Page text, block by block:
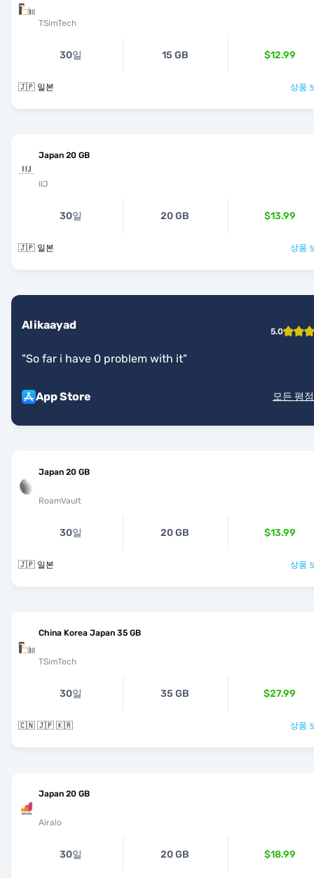
TSimTech
30일 15 GB $12.99
🇯🇵 일본 상품
Japan 20 GB
IIJ
30일 20 GB $13.99
🇯🇵 일본 상품
Alikaayad 5.0
"So far i have 0 problem with it"
App Store 모든 평
Japan 20 GB
RoamVault
30일 20 GB $13.99
🇯🇵 일본 상품
China Korea Japan 35 GB
TSimTech
30일 35 GB $27.99
🇨🇳 🇯🇵 🇰🇷 상품
Japan 20 GB
Airalo
30일 20 GB $18.99